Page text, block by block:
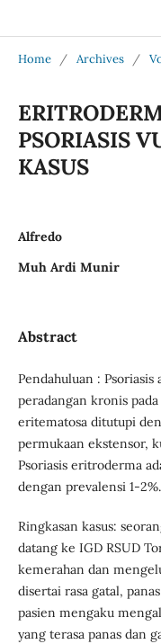
Home / Archives /
PSORIASIS
KASUS
Alfredo
Muh Ardi Munir
Abstract
Pendahuluan :
peradangan kronis
eritematosa ditutupi
permukaan ekstensor,
Psoriasis eritroderma
dengan prevalensi 1-2%.
Ringkasan kasus:
datang ke IGD RSUD
kemerahan dan
disertai rasa gatal,
pasien mengaku
yang terasa panas dan